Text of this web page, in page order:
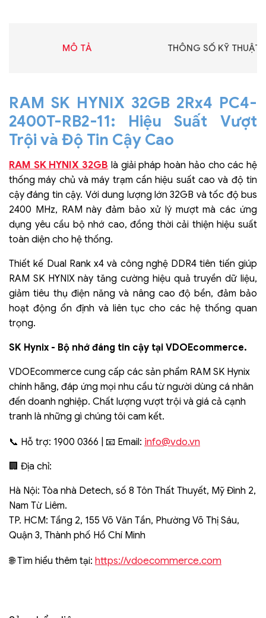
MÔ TẢ THÔNG SỐ KỸ THUẬT
RAM SK HYNIX 32GB 2Rx4 PC4-
2400T-RB2-11: Hiệu Suất Vượt
Trội và Độ Tin Cậy Cao
RAM SK HYNIX 32GB là giải pháp hoàn hảo cho các hệ
thống máy chủ và máy trạm cần hiệu suất cao và độ tin
cậy đáng tin cậy. Với dung lượng lớn 32GB và tốc độ bus
2400 MHz, RAM này đảm bảo xử lý mượt mà các ứng
dụng yêu cầu bộ nhớ cao, đồng thời cải thiện hiệu suất
toàn diện cho hệ thống.
Thiết kế Dual Rank x4 và công nghệ DDR4 tiên tiến giúp
RAM SK HYNIX này tăng cường hiệu quả truyền dữ liệu,
giảm tiêu thụ điện năng và nâng cao độ bền, đảm bảo
hoạt động ổn định và liên tục cho các hệ thống quan
trọng.
SK Hynix - Bộ nhớ đáng tin cậy tại VDOEcommerce.
VDOEcommerce cung cấp các sản phẩm RAM SK Hynix
chính hãng, đáp ứng mọi nhu cầu từ người dùng cá nhân
đến doanh nghiệp. Chất lượng vượt trội và giá cả cạnh
tranh là những gì chúng tôi cam kết.
📞 Hỗ trợ: 1900 0366 | 📧 Email: info@vdo.vn
🏢 Địa chỉ:
Hà Nội: Tòa nhà Detech, số 8 Tôn Thất Thuyết, Mỹ Đình 2,
Nam Từ Liêm.
TP. HCM: Tầng 2, 155 Võ Văn Tần, Phường Võ Thị Sáu,
Quận 3, Thành phố Hồ Chí Minh
🌐 Tìm hiểu thêm tại: https://vdoecommerce.com